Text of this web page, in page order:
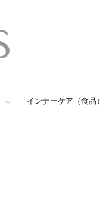
インナーケア（食品）